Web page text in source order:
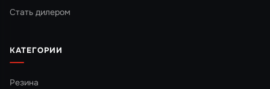
Стать дилером
КАТЕГОРИИ
Резина